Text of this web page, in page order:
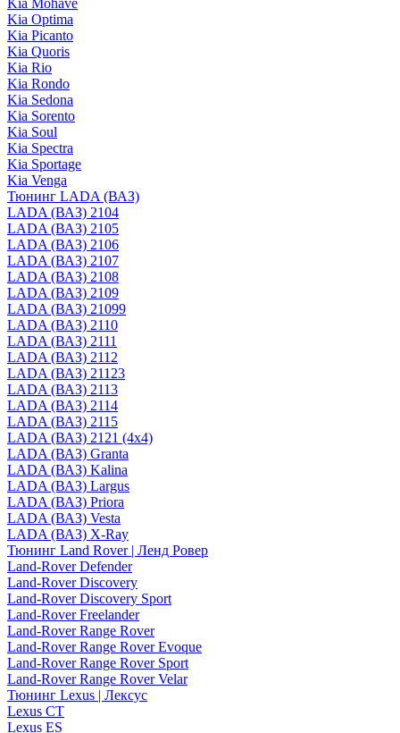
Kia Mohave
Kia Optima
Kia Picanto
Kia Quoris
Kia Rio
Kia Rondo
Kia Sedona
Kia Sorento
Kia Soul
Kia Spectra
Kia Sportage
Kia Venga
Тюнинг LADA (ВАЗ)
LADA (ВАЗ) 2104
LADA (ВАЗ) 2105
LADA (ВАЗ) 2106
LADA (ВАЗ) 2107
LADA (ВАЗ) 2108
LADA (ВАЗ) 2109
LADA (ВАЗ) 21099
LADA (ВАЗ) 2110
LADA (ВАЗ) 2111
LADA (ВАЗ) 2112
LADA (ВАЗ) 21123
LADA (ВАЗ) 2113
LADA (ВАЗ) 2114
LADA (ВАЗ) 2115
LADA (ВАЗ) 2121 (4x4)
LADA (ВАЗ) Granta
LADA (ВАЗ) Kalina
LADA (ВАЗ) Largus
LADA (ВАЗ) Priora
LADA (ВАЗ) Vesta
LADA (ВАЗ) X-Ray
Тюнинг Land Rover | Ленд Ровер
Land-Rover Defender
Land-Rover Discovery
Land-Rover Discovery Sport
Land-Rover Freelander
Land-Rover Range Rover
Land-Rover Range Rover Evoque
Land-Rover Range Rover Sport
Land-Rover Range Rover Velar
Тюнинг Lexus | Лексус
Lexus CT
Lexus ES